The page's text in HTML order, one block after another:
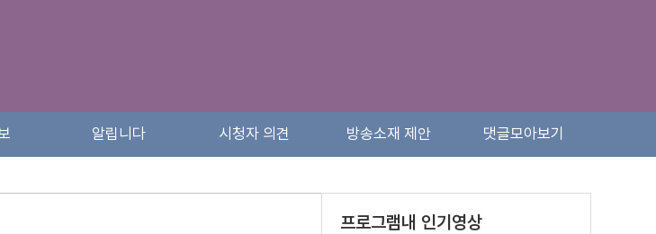
알립니다 시청자 의견 방송소재 제안 댓글모아보기
프로그램내 인기영상